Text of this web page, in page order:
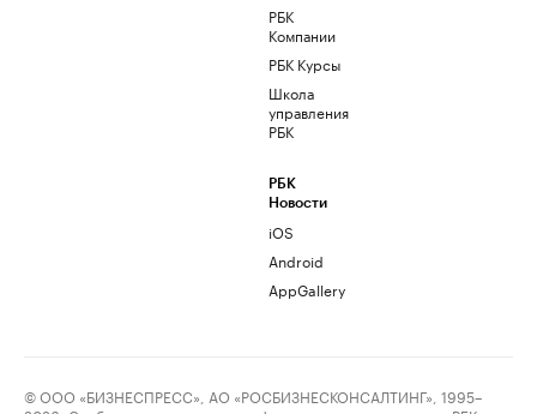
РБК
Компании
РБК Курсы
Школа
управления
РБК
РБК
Новости
iOS
Android
AppGallery
© ООО «БИЗНЕСПРЕСС», АО «РОСБИЗНЕСКОНСАЛТИНГ», 1995–